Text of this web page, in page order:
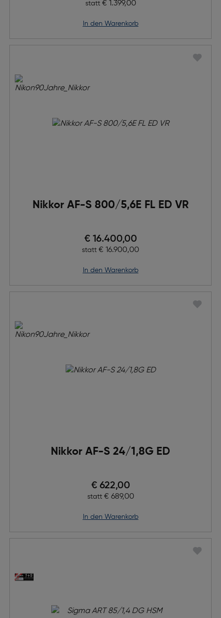
statt Ursprünglicher Preis
€ 1.399,00
in den Warenkorb
Nikkor AF-S 800/5,6E FL ED VR
Preis nach Rabatts
€ 16.400,00
statt Ursprünglicher Preis
€ 16.900,00
in den Warenkorb
Nikkor AF-S 24/1,8G ED
Preis nach Rabatts
€ 622,00
statt Ursprünglicher Preis
€ 689,00
in den Warenkorb